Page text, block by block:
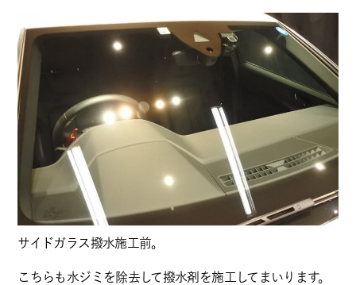
サイドガラス撥水施工前。
こちらも水ジミを除去して撥水剤を施工してまいります。